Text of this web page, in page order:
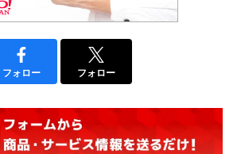
フォロー フォロー